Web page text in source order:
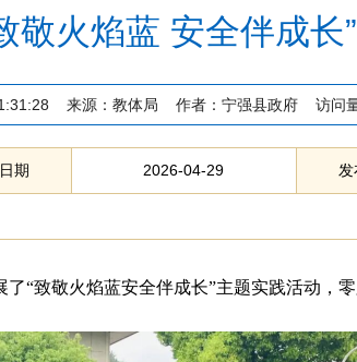
敬火焰蓝 安全伴成长
来源： 教体局 作者： 宁强县政府 访问
期 2026-04-29
了“致敬火焰蓝安全伴成长”主题实践活动，